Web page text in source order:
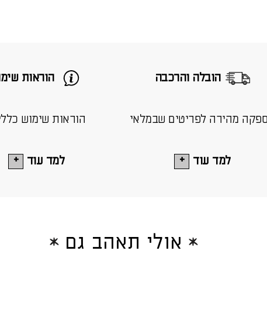
הוראות
הוראות שימוש
למד עוד
הובלה והרכבה
מהירה לפריטים שבמלאי
למד עוד
אולי תאהב גם